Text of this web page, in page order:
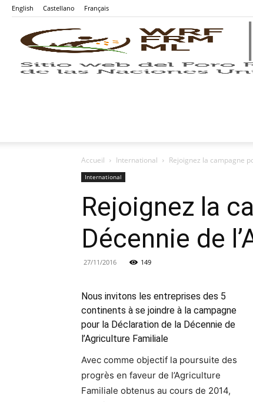
English Castellano Français
Accueil International Rejoignez la campagne
International
Rejoignez la
Décennie de
27/11/2016 149
Nous invitons les entreprises des 5
continents à se joindre à la campagne
pour la Déclaration de la Décennie de
l’Agriculture Familiale
Avec comme objectif la poursuite des
progrès en faveur de l’Agriculture
Familiale obtenus au cours de 2014,